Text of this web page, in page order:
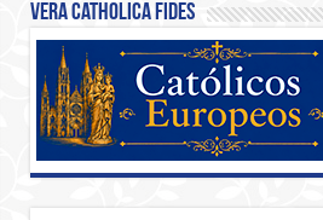
Vera Catholica Fides